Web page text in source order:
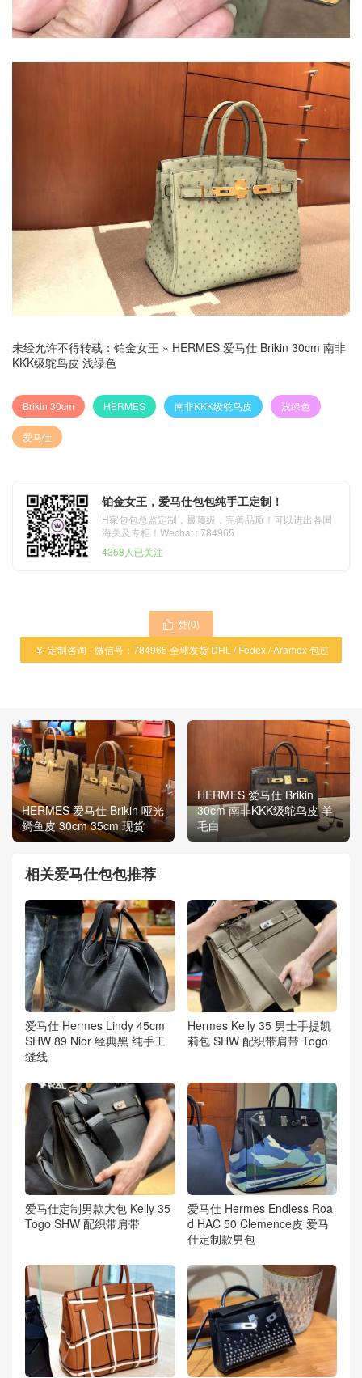
未经允许不得转载： 铂金女王 » HERMES 爱马仕 Brikin 30cm 南非
KKK级鸵鸟皮 浅绿色
Brikin 30cm HERMES 南非KKK级鸵鸟皮 浅绿色
爱马仕
铂金女王，爱马仕包包纯手工定制！
H家包包总监定制，最顶级，完善品质！可以进出各国
海关及专柜！Wechat : 784965
4358人已关注
 赞(0)
 定制咨询 - 微信号：784965 全球发货 DHL / Fedex / Aramex 包过
HERMES 爱马仕 Brikin 哑光
鳄鱼皮 30cm 35cm 现货
HERMES 爱马仕 Brikin
30cm 南非KKK级鸵鸟皮 羊
毛白
相关爱马仕包包推荐
爱马仕 Hermes Lindy 45cm
SHW 89 Nior 经典黑 纯手工
缝线
Hermes Kelly 35 男士手提凯
莉包 SHW 配织带肩带 Togo
爱马仕定制男款大包 Kelly 35
Togo SHW 配织带肩带
爱马仕 Hermes Endless Roa
d HAC 50 Clemence皮 爱马
仕定制款男包